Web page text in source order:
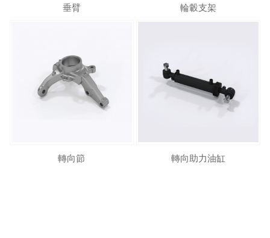
垂臂 輪轂支架
轉向節 轉向助力油缸